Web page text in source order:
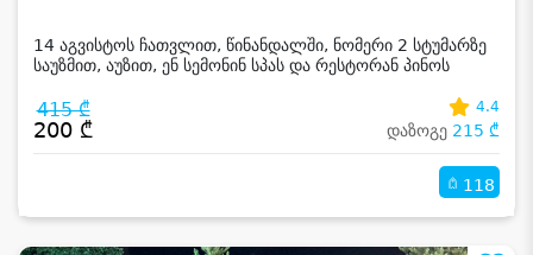
14 აგვისტოს ჩათვლით, წინანდალში, ნომერი 2 სტუმარზე
საუზმით, აუზით, ენ სემონინ სპას და რესტორან პინოს
415 ₾
200 ₾
4.4
დაზოგე 215 ₾
118